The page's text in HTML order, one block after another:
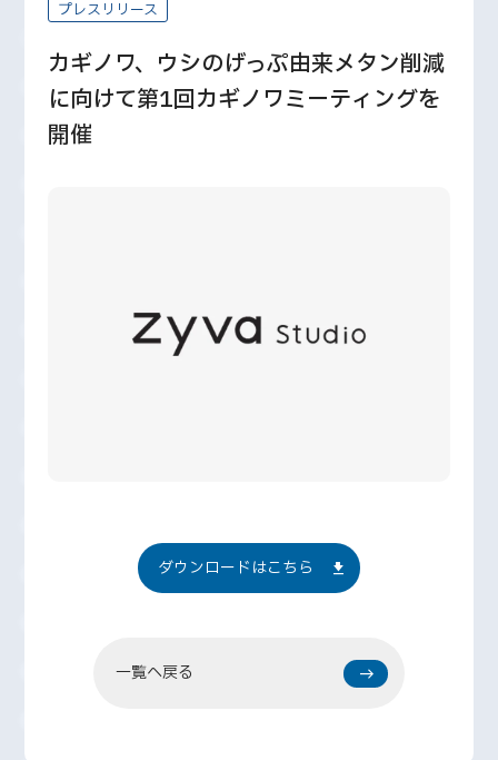
プレスリリース
カギノワ、ウシのげっぷ由来メタン削減
に向けて第1回カギノワミーティングを
開催
ダウンロードはこちら
一覧へ戻る